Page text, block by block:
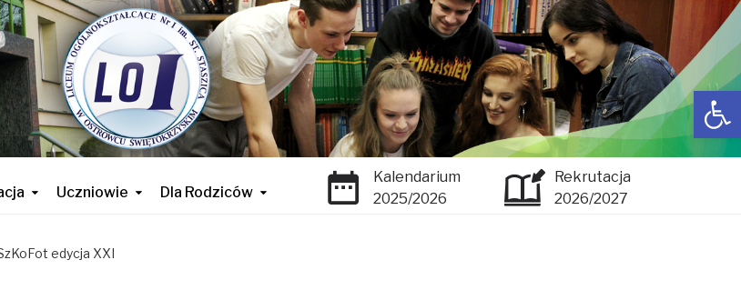
Open toolbar
Uczniowie Dla Rodziców
Kalendarium
2025/2026
Rekrutacja
2026/2027
edycja XXI